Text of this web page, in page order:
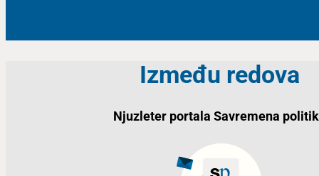
Između redova
Njuzleter portala Savremena